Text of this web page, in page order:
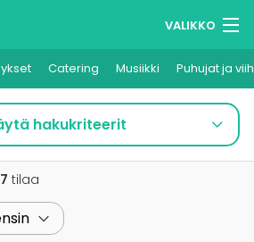
VALIKKO
Muistilistasi
Kirjaudu
Suomi
Catering Musiikki Puhujat ja
hakukriteerit
tilaa